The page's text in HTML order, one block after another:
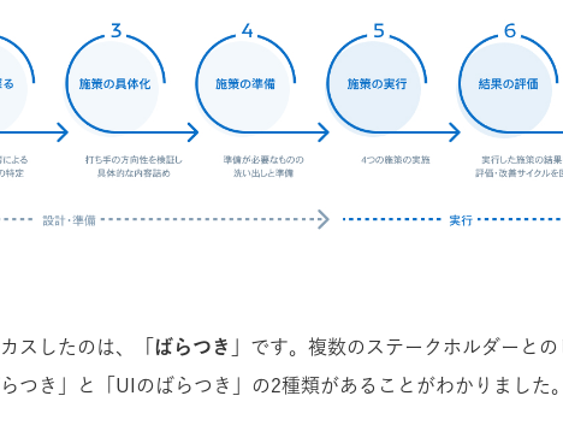
スしたのは、 「ばらつき」 です。複数のステークホルダーとの
つき」と「UIのばらつき」の2種類があることがわかりました。